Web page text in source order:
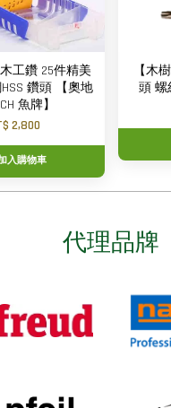
工鑽 25件精美
鑽頭 【奧地
魚牌】
2,800
入購物車
【木
頭 螺
代理品牌